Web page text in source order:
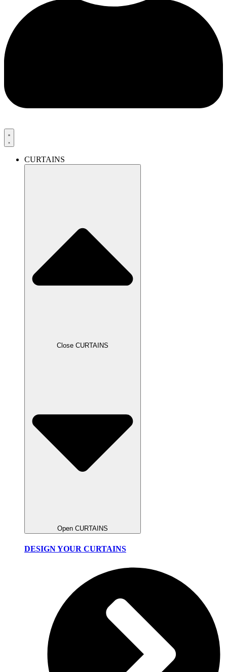
CURTAINS
Close CURTAINS
Open CURTAINS
DESIGN YOUR CURTAINS